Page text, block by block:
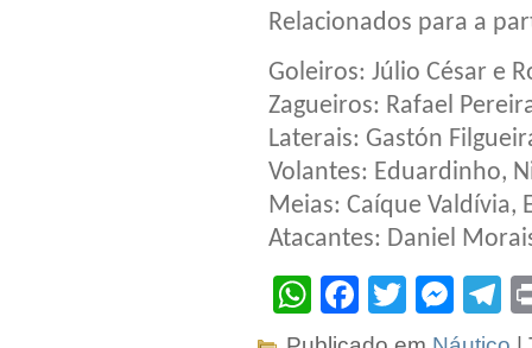
Relacionados para a
Goleiros: Júlio César e
Zagueiros: Rafael
Laterais: Gastón
Volantes: Eduardinho,
Meias: Caíque Valdívia,
Atacantes: Daniel
WhatsApp
Facebook
Twitter